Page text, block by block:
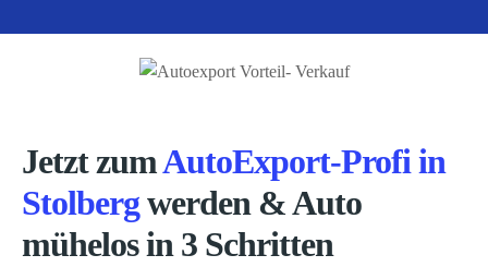
Jetzt zumAutoExport-Profi in
Stolbergwerden & Auto
mühelos in 3 Schritten